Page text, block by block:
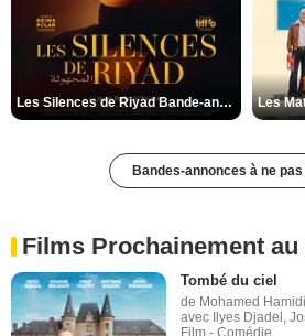
Les Silences de Riyad Bande-annonce VO STFR
Bandes-annonces à ne
Films Prochainement au
Tombé du ciel
de Mohamed Hamidi
avec Ilyes Djadel,
Film - Comédie